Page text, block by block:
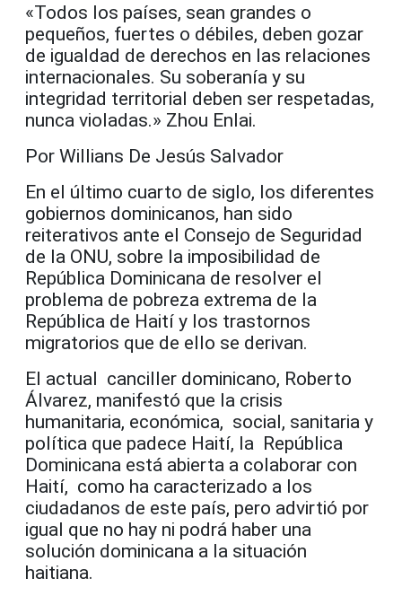
«Todos los países, sean grandes o
pequeños, fuertes o débiles, deben gozar
de igualdad de derechos en las relaciones
internacionales. Su soberanía y su
integridad territorial deben ser respetadas,
nunca violadas.» Zhou Enlai.
Por Willians De Jesús Salvador
En el último cuarto de siglo, los diferentes
gobiernos dominicanos, han sido
reiterativos ante el Consejo de Seguridad
de la ONU, sobre la imposibilidad de
República Dominicana de resolver el
problema de pobreza extrema de la
República de Haití y los trastornos
migratorios que de ello se derivan.
El actual canciller dominicano, Roberto
Álvarez, manifestó que la crisis
humanitaria, económica, social, sanitaria y
política que padece Haití, la República
Dominicana está abierta a colaborar con
Haití, como ha caracterizado a los
ciudadanos de este país, pero advirtió por
igual que no hay ni podrá haber una
solución dominicana a la situación
haitiana.